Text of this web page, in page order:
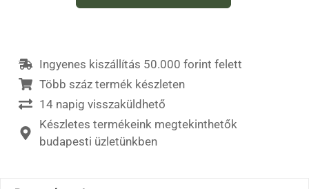
Ingyenes kiszállítás 50.000 forint felett
Több száz termék készleten
14 napig visszaküldhető
Készletes termékeink megtekinthetők
budapesti üzletünkben